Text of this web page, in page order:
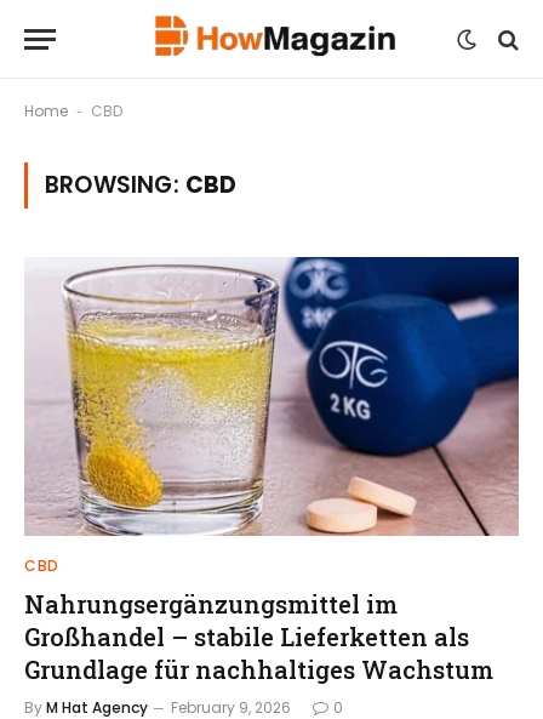
Home - CBD
BROWSING: CBD
CBD
Nahrungsergänzungsmittel im
Großhandel – stabile Lieferketten als
Grundlage für nachhaltiges Wachstum
ByM Hat Agency February 9, 2026 0